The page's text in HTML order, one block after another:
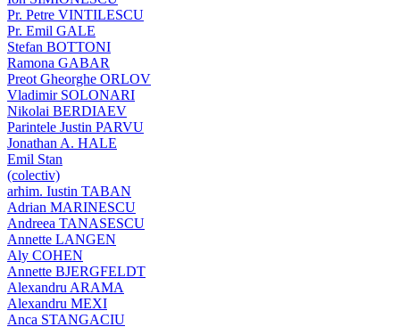
Pr. Petre VINTILESCU
Pr. Emil GALE
Stefan BOTTONI
Ramona GABAR
Preot Gheorghe ORLOV
Vladimir SOLONARI
Nikolai BERDIAEV
Parintele Justin PARVU
Jonathan A. HALE
Emil Stan
(colectiv)
arhim. Iustin TABAN
Adrian MARINESCU
Andreea TANASESCU
Annette LANGEN
Aly COHEN
Annette BJERGFELDT
Alexandru ARAMA
Alexandru MEXI
Anca STANGACIU